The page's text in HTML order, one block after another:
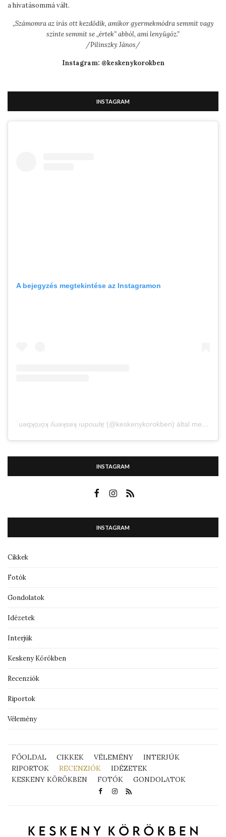
a hivatásommá vált.
„Számomra az írás ott kezdődik, amikor gyermekmódra semmit vagy
szinte semmit se „értek” abból, ami lenyűgöz.”
/Pilinszky János/
Instagram: @keskenykorokben
INSTAGRAM
A bejegyzés megtekintése az Instagramon
˙uǝqʞo̤ɹo̤ʞ ʎuǝʞsǝʞ ıupoɯlɐ̗ (@keskenykorokben) által megosztott bejegyzés
INSTAGRAM
INSTAGRAM
Cikkek
Fotók
Gondolatok
Idézetek
Interjúk
Keskeny Körökben
Recenziók
Riportok
Vélemény
FŐOLDAL CIKKEK VÉLEMÉNY
INTERJÚK
RIPORTOK
RECENZIÓK
IDÉZETEK
KESKENY KÖRÖKBEN
FOTÓK GONDOLATOK